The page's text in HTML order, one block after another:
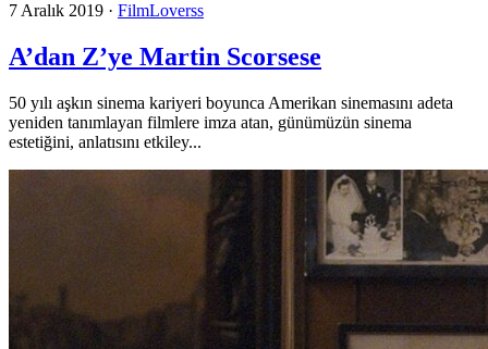
7 Aralık 2019 · FilmLoverss
A’dan Z’ye Martin Scorsese
50 yılı aşkın sinema kariyeri boyunca Amerikan sinemasını adeta
yeniden tanımlayan filmlere imza atan, günümüzün sinema
estetiğini, anlatısını etkiley...